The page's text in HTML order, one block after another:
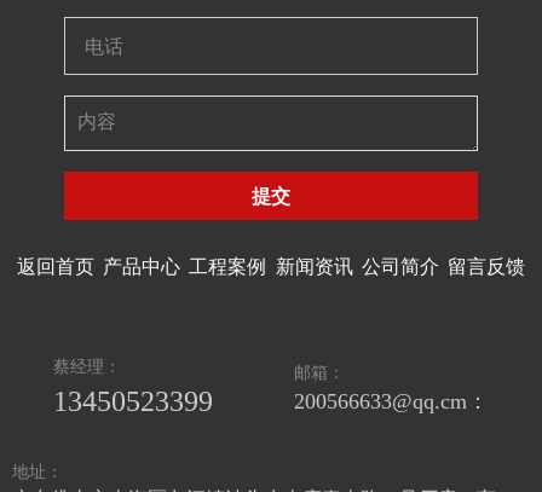
提交
返回首页 产品中心 工程案例 新闻资讯 公司简介 留言反馈
蔡经理：
13450523399
邮箱：
200566633@qq.cm：
地址：